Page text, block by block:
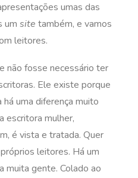
umas das
um site também, e vamos
leitores.
não fosse necessário ter
Ele existe porque
uma diferença muito
escritora mulher,
é vista e tratada. Quer
leitores. Há um
muita gente. Colado ao